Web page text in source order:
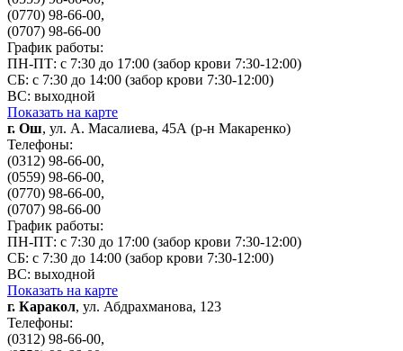
(0770) 98-66-00,
(0707) 98-66-00
График работы:
ПН-ПТ: с 7:30 до 17:00 (забор крови 7:30-12:00)
СБ: с 7:30 до 14:00 (забор крови 7:30-12:00)
ВС: выходной
Показать на карте
г. Ош, ул. А. Масалиева, 45А (р-н Макаренко)
Телефоны:
(0312) 98-66-00,
(0559) 98-66-00,
(0770) 98-66-00,
(0707) 98-66-00
График работы:
ПН-ПТ: с 7:30 до 17:00 (забор крови 7:30-12:00)
СБ: с 7:30 до 14:00 (забор крови 7:30-12:00)
ВС: выходной
Показать на карте
г. Каракол, ул. Абдрахманова, 123
Телефоны:
(0312) 98-66-00,